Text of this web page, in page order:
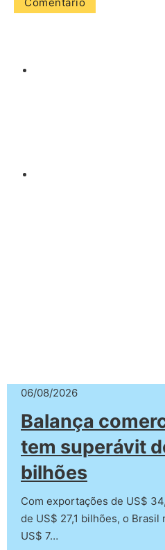
06/08/2026
Balança
tem superávit
bilhões
Com exportações de US$
de US$ 27,1 bilhões, o
US$ 7…